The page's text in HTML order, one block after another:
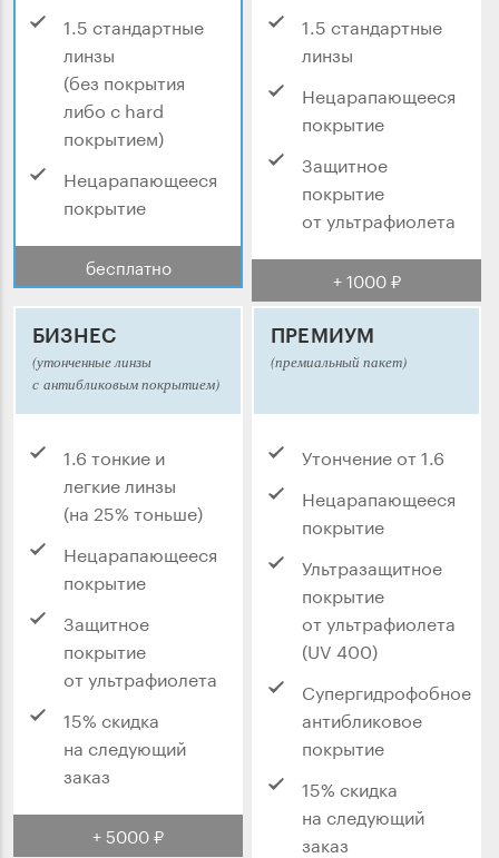
1.5 стандартные
линзы
(без покрытия
либо с hard
покрытием)
Нецарапающееся
покрытие
бесплатно
1.5 стандартные
линзы
Нецарапающееся
покрытие
Защитное
покрытие
от ультрафиолета
+ 1000 ₽
БИЗНЕС
(утонченные линзы
с антибликовым покрытием)
1.6 тонкие и
легкие линзы
(на 25% тоньше)
Нецарапающееся
покрытие
Защитное
покрытие
от ультрафиолета
15% скидка
на следующий
заказ
+ 5000 ₽
ПРЕМИУМ
(премиальный пакет)
Утончение от 1.6
Нецарапающееся
покрытие
Ультразащитное
покрытие
от ультрафиолета
(UV 400)
Супергидрофобное
антибликовое
покрытие
15% скидка
на следующий
заказ